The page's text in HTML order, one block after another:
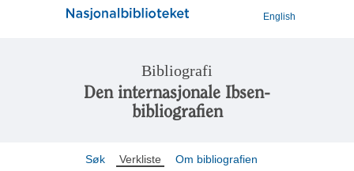
English
Bibliografi
Den internasjonale Ibsen-
bibliografien
Søk Verkliste Om bibliografien